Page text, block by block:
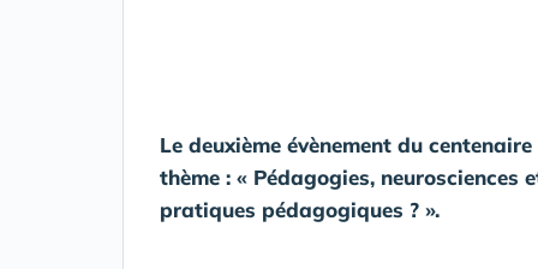
Le deuxième évènement du
thème : « Pédagogies, neurosciences
pratiques pédagogiques ? ».